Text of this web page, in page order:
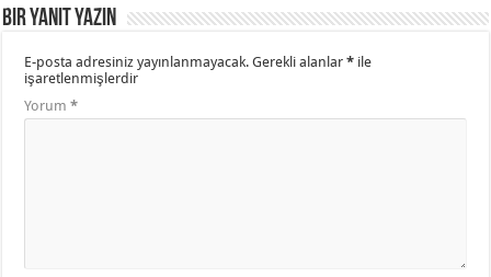
Bir yanıt yazın
E-posta adresiniz yayınlanmayacak. Gerekli alanlar* ile
işaretlenmişlerdir
Yorum*